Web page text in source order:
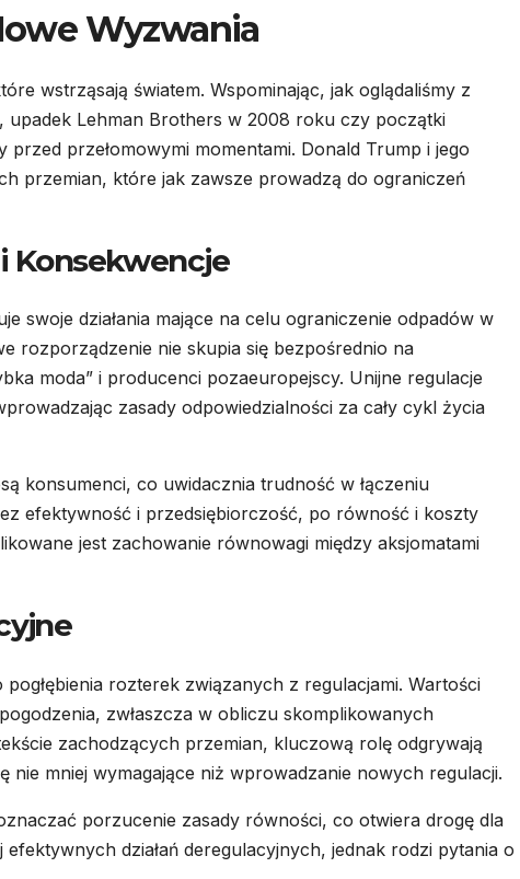
Wyzwania
wstrząsają światem. Wspominając, jak oglądaliśmy z
upadek Lehman Brothers w 2008 roku czy początki
przełomowymi momentami. Donald Trump i jego
przemian, które jak zawsze prowadzą do ograniczeń
Konsekwencje
swoje działania mające na celu ograniczenie odpadów w
rozporządzenie nie skupia się bezpośrednio na
moda” i producenci pozaeuropejscy. Unijne regulacje
zasady odpowiedzialności za cały cykl życia
konsumenci, co uwidacznia trudność w łączeniu
efektywność i przedsiębiorczość, po równość i koszty
jest zachowanie równowagi między aksjomatami
rozterek związanych z regulacjami. Wartości
zwłaszcza w obliczu skomplikowanych
zachodzących przemian, kluczową rolę odgrywają
nie mniej wymagające niż wprowadzanie nowych regulacji.
porzucenie zasady równości, co otwiera drogę dla
działań deregulacyjnych, jednak rodzi pytania o